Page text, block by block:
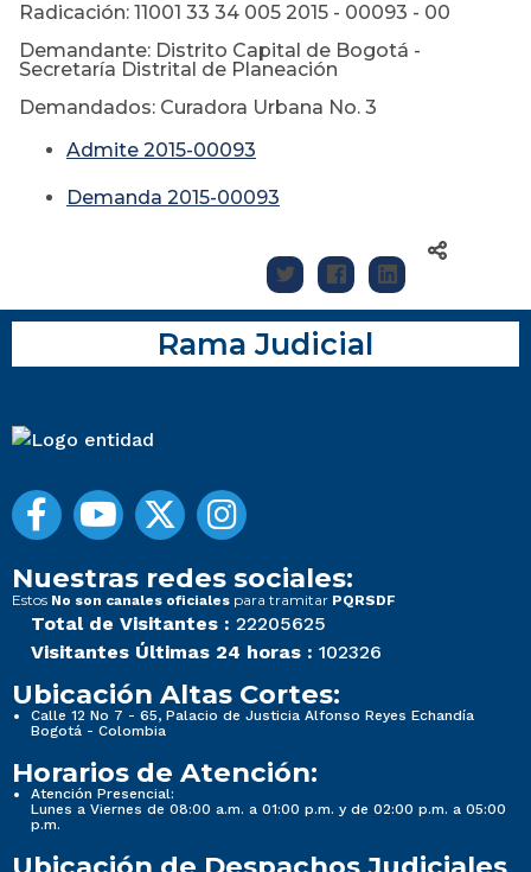
Radicación: 11001 33 34 005 2015 - 00093 - 00
Demandante: Distrito Capital de Bogotá -
Secretaría Distrital de Planeación
Demandados: Curadora Urbana No. 3
Admite 2015-00093
Demanda 2015-00093
Rama Judicial
Nuestras redes sociales:
Estos No son canales oficiales para tramitar PQRSDF
Total de Visitantes : 22205625
Visitantes Últimas 24 horas : 102326
Ubicación Altas Cortes:
Calle 12 No 7 - 65, Palacio de Justicia Alfonso Reyes Echandía
Bogotá - Colombia
Horarios de Atención:
Atención Presencial:
Lunes a Viernes de 08:00 a.m. a 01:00 p.m. y de 02:00 p.m. a 05:00
p.m.